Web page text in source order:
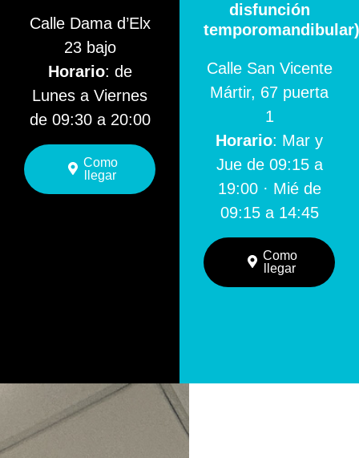
Calle Dama d’Elx
23 bajo
Horario: de
Lunes a Viernes
de 09:30 a 20:00
Como
llegar
disfunción
temporomandibular)
Calle San Vicente
Mártir, 67 puerta
1
Horario: Mar y
Jue de 09:15 a
19:00 · Mié de
09:15 a 14:45
Como
llegar